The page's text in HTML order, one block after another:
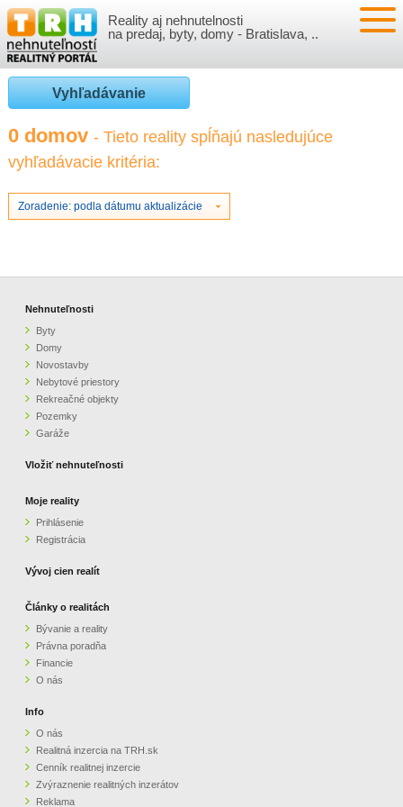
Reality aj nehnutelnosti
na predaj, byty, domy - Bratislava, ..
NEHNUTEĽNOSTI
BYTY
NOVOSTAVBY
NEBYTOVÉ PRIESTORY
GARÁŽE
VLOŽIŤ NEHNUTEĽNOSTI
PRIHLÁSENIE
REGISTRÁCIA
VÝVOJ CIEN REALÍT
ČLÁNKY O REALITÁCH
O NÁS
CENNÍK REALITNEJ INZERCIE
ZVÝRAZNENIE REALITNÝCH INZERÁTOV
PARTNERI
OBCHODNÉ PODMIENKY
KONTAKT
Vyhľadávanie
0 domov - Tieto reality spĺňajú nasledujúce
vyhľadávacie kritéria:
Zoradenie: podla dátumu aktualizácie
Nehnuteľnosti
Byty
Domy
Novostavby
Nebytové priestory
Rekreačné objekty
Pozemky
Garáže
Vložiť nehnuteľnosti
Moje reality
Prihlásenie
Registrácia
Vývoj cien realít
Články o realitách
Bývanie a reality
Právna poradňa
Financie
O nás
Info
O nás
Realitná inzercia na TRH.sk
Cenník realitnej inzercie
Zvýraznenie realitných inzerátov
Reklama